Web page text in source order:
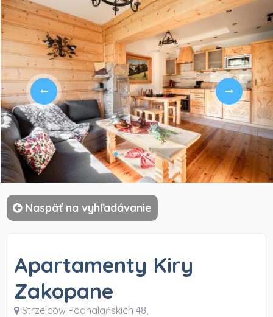
)
Naspäť na vyhľadávanie
Apartamenty Kiry
Zakopane
Strzelców Podhalańskich 48,